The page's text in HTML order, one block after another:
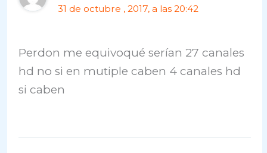
31 de octubre , 2017, a las 20:42
Perdon me equivoqué serían 27 canales
hd no si en mutiple caben 4 canales hd
si caben